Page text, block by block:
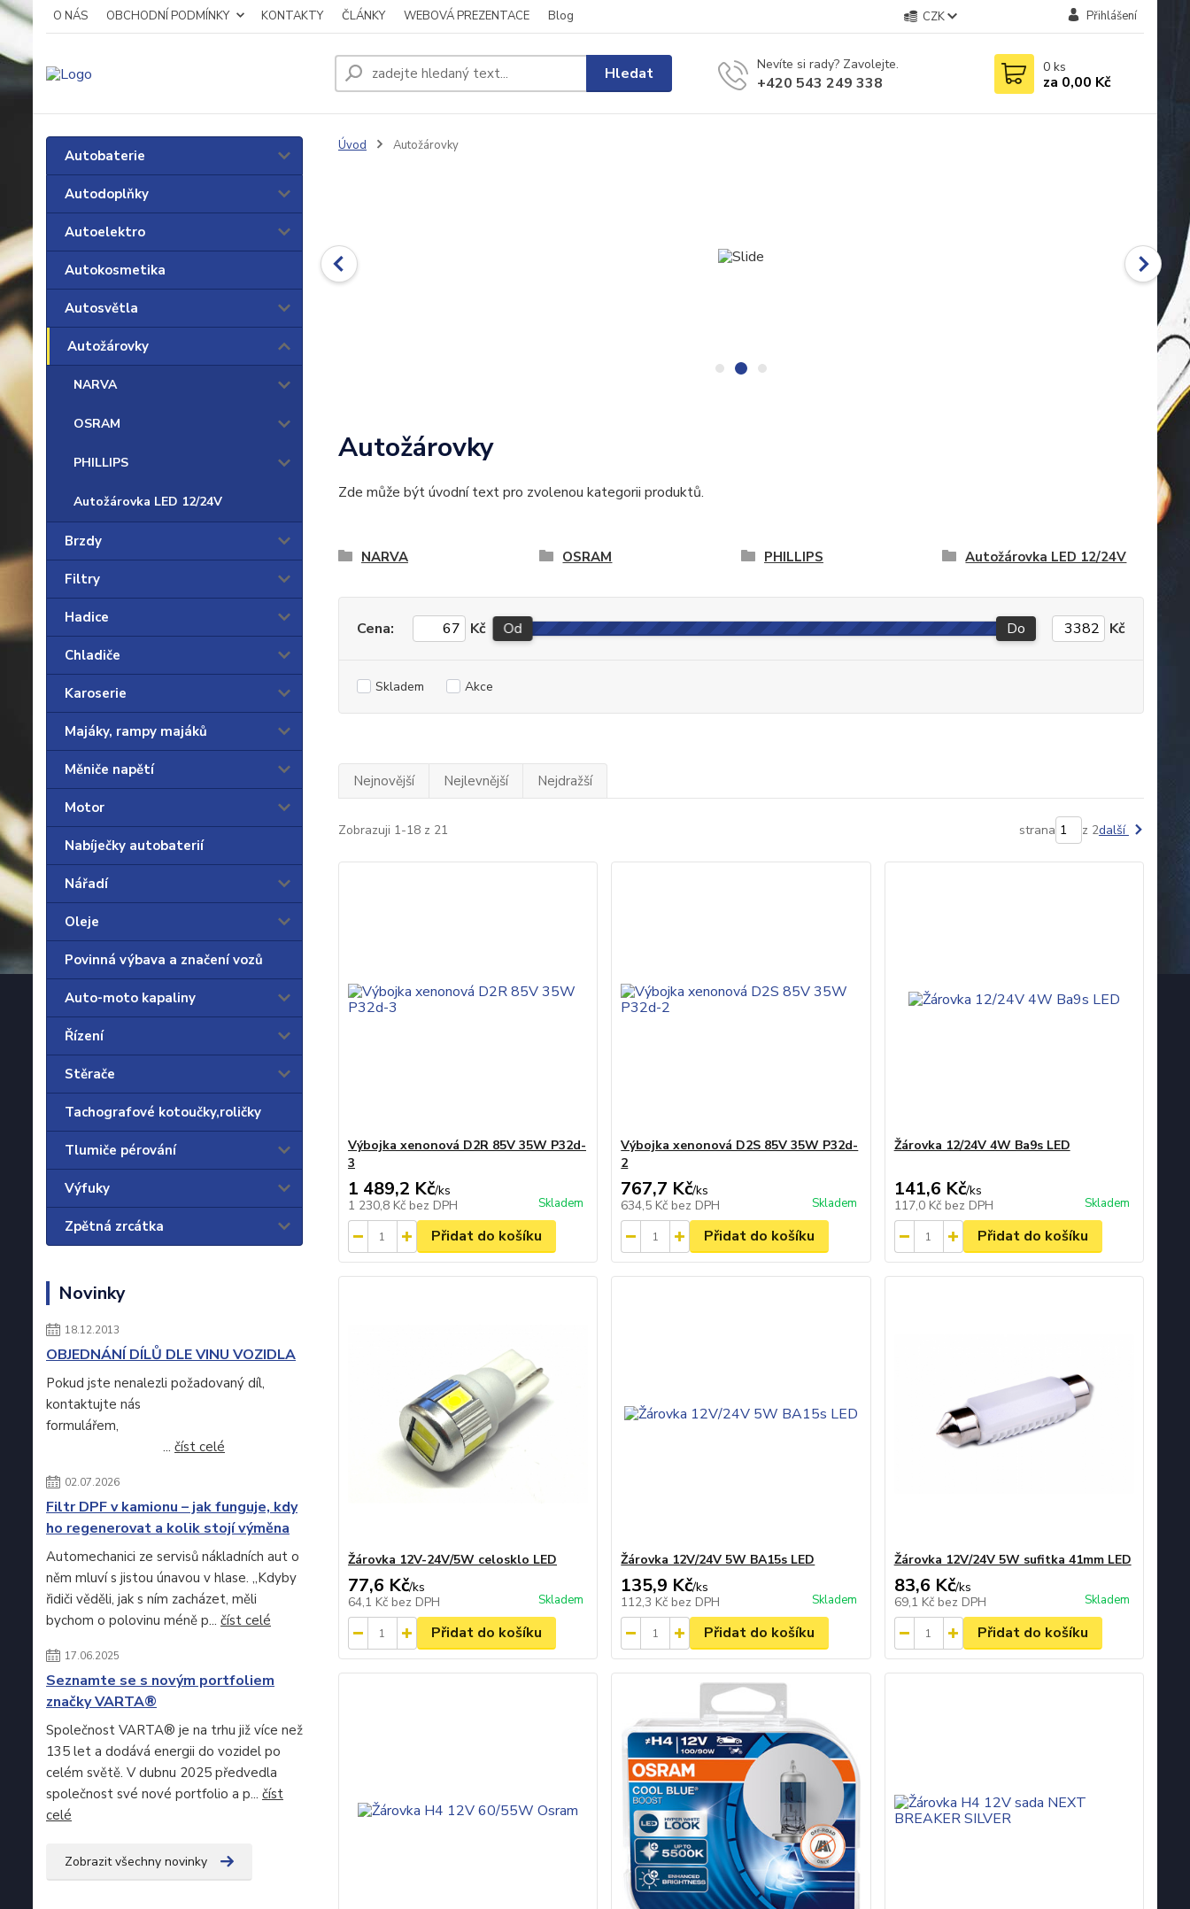
O NÁS OBCHODNÍ PODMÍNKY KONTAKTY ČLÁNKY WEBOVÁ PREZENTACE Blog CZK Přihlášení
Hledat Nevíte si rady? Zavolejte.
+420 543 249 338
0 ks
za 0,00 Kč
Autobaterie
Autodoplňky
Autoelektro
Autokosmetika
Autosvětla
Autožárovky
NARVA
OSRAM
PHILLIPS
Autožárovka LED 12/24V
Brzdy
Filtry
Hadice
Chladiče
Karoserie
Majáky, rampy majáků
Měniče napětí
Motor
Nabíječky autobaterií
Nářadí
Oleje
Povinná výbava a značení vozů
Auto-moto kapaliny
Řízení
Stěrače
Tachografové kotoučky,roličky
Tlumiče pérování
Výfuky
Zpětná zrcátka
Novinky
18.12.2013
OBJEDNÁNÍ DÍLŮ DLE VINU VOZIDLA
Pokud jste nenalezli požadovaný díl,
kontaktujte nás
formulářem,
... číst celé
02.07.2026
Filtr DPF v kamionu – jak funguje, kdy
ho regenerovat a kolik stojí výměna
Automechanici ze servisů nákladních aut o
něm mluví s jistou únavou v hlase. „Kdyby
řidiči věděli, jak s ním zacházet, měli
bychom o polovinu méně p... číst celé
17.06.2025
Seznamte se s novým portfoliem
značky VARTA®
Společnost VARTA® je na trhu již více než
135 let a dodává energii do vozidel po
celém světě. V dubnu 2025 předvedla
společnost své nové portfolio a p... číst
celé
Zobrazit všechny novinky
Úvod Autožárovky
Autožárovky
Zde může být úvodní text pro zvolenou kategorii produktů.
NARVA OSRAM PHILLIPS Autožárovka LED 12/24V
Cena: Kč Od Do Kč
Skladem Akce
Nejnovější Nejlevnější Nejdražší
Zobrazuji 1-18 z 21 strana z 2další
Výbojka xenonová D2R 85V 35W P32d-
3
1 489,2 Kč/ks
1 230,8 Kč bez DPH Skladem
Přidat do košíku
Výbojka xenonová D2S 85V 35W P32d-
2
767,7 Kč/ks
634,5 Kč bez DPH Skladem
Přidat do košíku
Žárovka 12/24V 4W Ba9s LED
141,6 Kč/ks
117,0 Kč bez DPH Skladem
Přidat do košíku
Žárovka 12V-24V/5W celosklo LED
77,6 Kč/ks
64,1 Kč bez DPH Skladem
Přidat do košíku
Žárovka 12V/24V 5W BA15s LED
135,9 Kč/ks
112,3 Kč bez DPH Skladem
Přidat do košíku
Žárovka 12V/24V 5W sufitka 41mm LED
83,6 Kč/ks
69,1 Kč bez DPH Skladem
Přidat do košíku